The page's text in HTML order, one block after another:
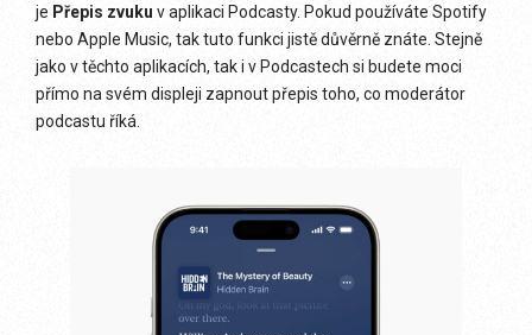
je Přepis zvuku v aplikaci Podcasty. Pokud používáte Spotify
nebo Apple Music, tak tuto funkci jistě důvěrně znáte. Stejně
jako v těchto aplikacích, tak i v Podcastech si budete moci
přímo na svém displeji zapnout přepis toho, co moderátor
podcastu říká.